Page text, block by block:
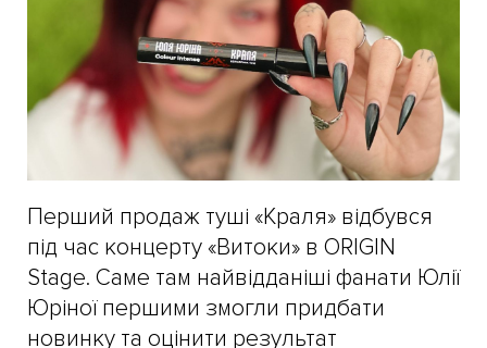
Перший продаж туші «Краля» відбувся
під час концерту «Витоки» в ORIGIN
Stage. Саме там найвідданіші фанати Юлії
Юріної першими змогли придбати
новинку та оцінити результат